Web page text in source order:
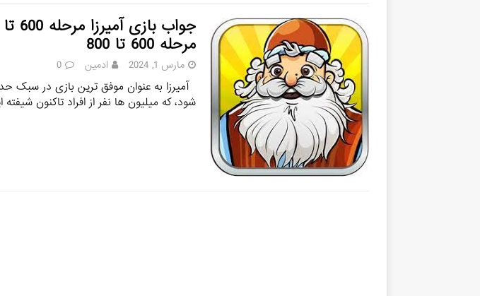
مرحله 600 تا 800
مارس 1, 2024 ادمین 0
آمیرزا به عنوان موفق‌ ترین بازی در
شود، که میلیون‌ ها نفر از افراد تاکنون